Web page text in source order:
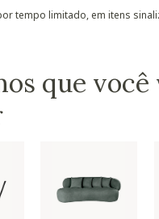
tempo limitado, em itens
que você